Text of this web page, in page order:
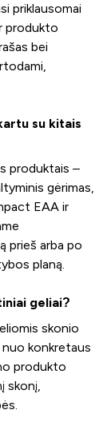
priklausomai
produkto
bei
su kitais
produktais –
gėrimas,
EAA ir
prieš arba po
planą.
geliai?
skonio
nuo konkretaus
produkto
skonį,